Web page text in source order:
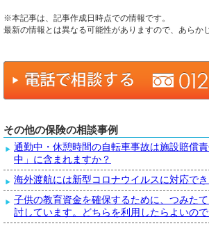
※本記事は、記事作成日時点での情報です。
最新の情報とは異なる可能性がありますので、あらか
その他の保険の相談事例
通勤中・休憩時間の自転車事故は施設賠償
中」に含まれますか？
海外渡航には新型コロナウイルスに対応で
子供の教育資金を確保するために、つみた
討しています。どちらを利用したらよいの